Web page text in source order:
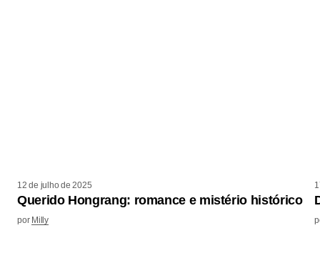
12 de julho de 2025
Querido Hongrang: romance e mistério histórico
por Milly